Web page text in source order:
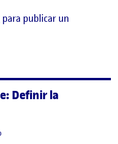
para publicar un
Definir la